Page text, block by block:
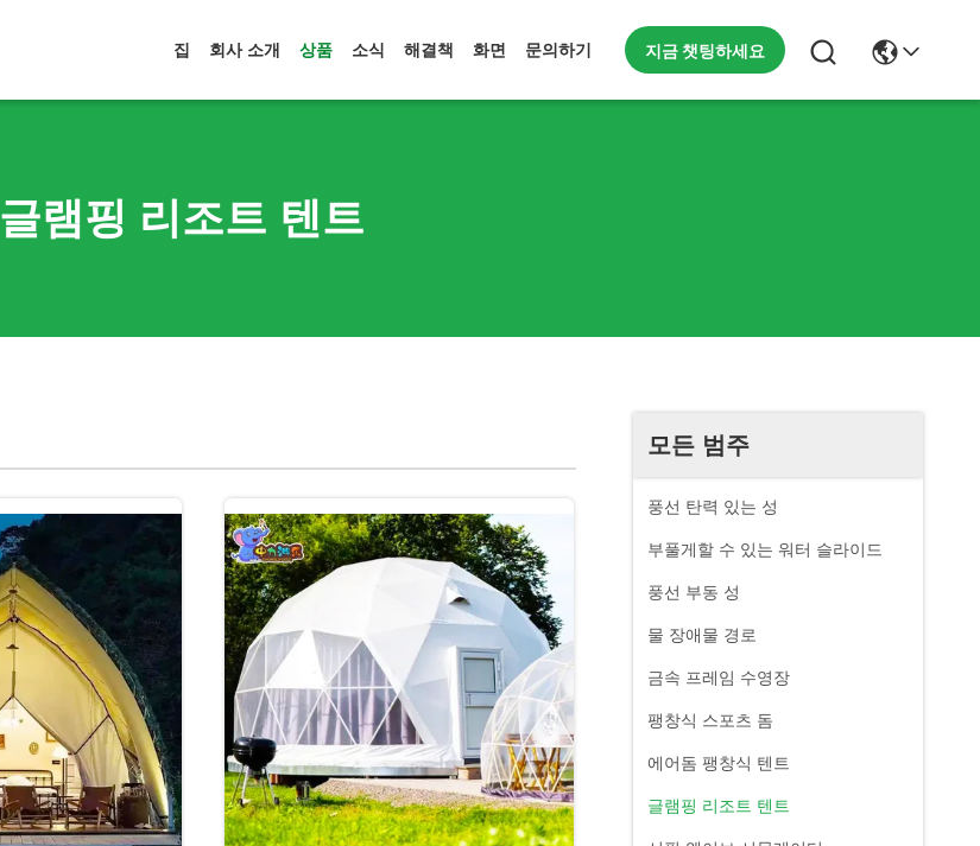
집 회사 소개 상품 소식 해결책 화면 문의하기 지금 챗팅하세요
글램핑 리조트 텐트
모든 범주
풍선 탄력 있는 성
부풀게할 수 있는 워터 슬라이드
풍선 부동 성
물 장애물 경로
금속 프레임 수영장
팽창식 스포츠 돔
에어돔 팽창식 텐트
글램핑 리조트 텐트